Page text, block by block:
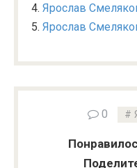
Ярослав
Ярослав
0